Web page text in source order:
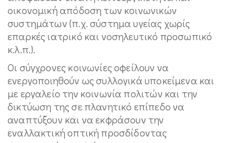
οικονομική απόδοση των κοινωνικών
συστημάτων (π.χ. σύστημα υγείας χωρίς
επαρκές ιατρικό και νοσηλευτικό προσωπικό
κ.λ.π.).
Οι σύγχρονες κοινωνίες οφείλουν να
ενεργοποιηθούν ως συλλογικά υποκείμενα και
με εργαλείο την κοινωνία πολιτών και την
δικτύωση της σε πλανητικό επίπεδο να
αναπτύξουν και να εκφράσουν την
εναλλακτική οπτική προσδίδοντας